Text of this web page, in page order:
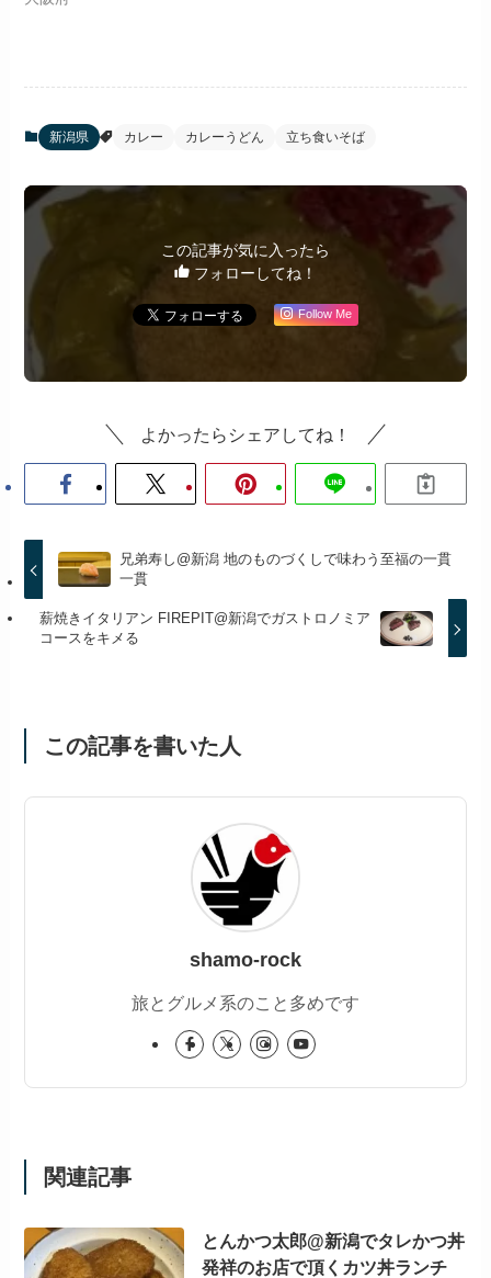
新潟県 カレー カレーうどん 立ち食いそば
この記事が気に入ったら
フォローしてね！
Follow Me
よかったらシェアしてね！
兄弟寿し@新潟 地のものづくしで味わう至福の一貫
一貫
薪焼きイタリアン FIREPIT@新潟でガストロノミア
コースをキメる
この記事を書いた人
shamo-rock
旅とグルメ系のこと多めです
関連記事
とんかつ太郎@新潟でタレかつ丼
発祥のお店で頂くカツ丼ランチ